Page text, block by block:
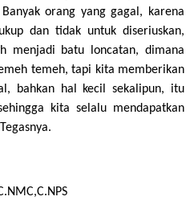
orang yang gagal, karena
dan tidak untuk diseriuskan,
menjadi batu loncatan, dimana
temeh, tapi kita memberikan
bahkan hal kecil sekalipun, itu
kita selalu mendapatkan